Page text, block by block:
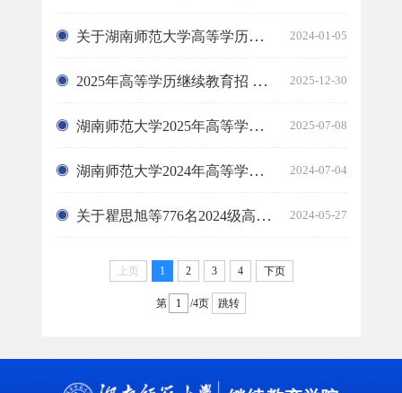
关于湖南师范大学高等学历继续教育招生的郑重声明 2024-01-05
2025年高等学历继续教育招 生录取名单公示 2025-12-30
湖南师范大学2025年高等学历继续教育招生简章 2025-07-08
湖南师范大学2024年高等学历继续教育招生简章 2024-07-04
关于瞿思旭等776名2024级高等学历继续教育学生拟作“放弃入学资格”处... 2024-05-27
上页 1 2 3 4 下页
第 /4页 跳转